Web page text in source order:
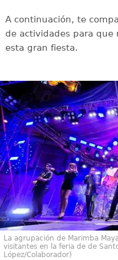
A continuación, te
de actividades para
esta gran fiesta.
La agrupación de Marimba
visitantes en la feria de de
López/Colaborador)